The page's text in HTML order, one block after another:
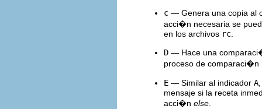
c — Genera una copia al
acci�n necesaria se
en los archivos rc
D — Hace una
proceso de
E — Similar al indicador A
mensaje si la receta
acci�n else